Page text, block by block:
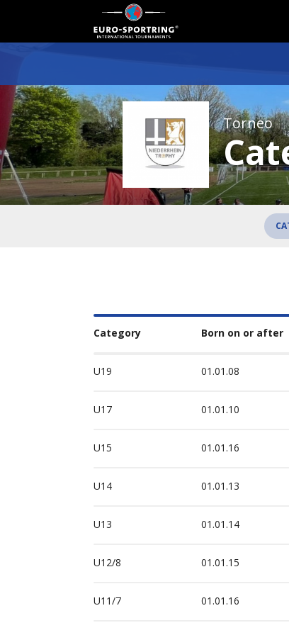
Torneo
Category Born on or after
U19 01.01.08
U17 01.01.10
U15 01.01.16
U14 01.01.13
U13 01.01.14
U12/8 01.01.15
U11/7 01.01.16